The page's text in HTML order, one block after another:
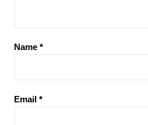
Name *
Email *